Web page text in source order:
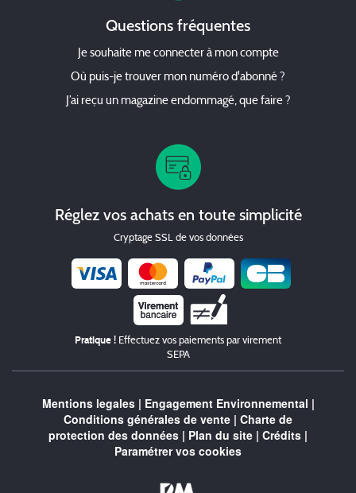
Questions fréquentes
Je souhaite me connecter à mon compte
Où puis-je trouver mon numéro d'abonné ?
J’ai reçu un magazine endommagé, que faire ?
Réglez vos achats en toute simplicité
Cryptage SSL de vos données
Chèque
Pratique ! Effectuez vos paiements par virement
SEPA
Mentions legales| Engagement Environnemental |
Conditions générales de vente | Charte de
protection des données | Plan du site | Crédits |
Paramétrer vos cookies